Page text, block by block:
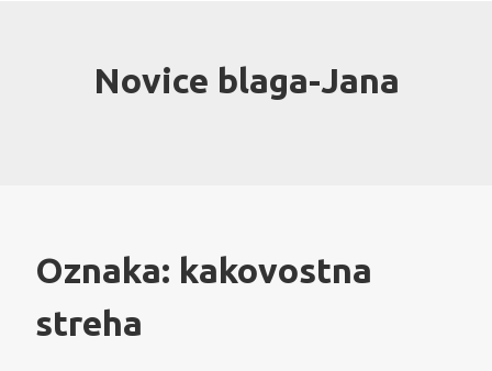
Novice blaga-Jana
Oznaka: kakovostna
streha